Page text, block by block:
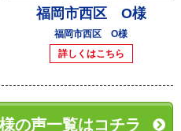
福岡市西区 O様
福岡市西区 O様
詳しくはこちら
の声一覧はコチラ